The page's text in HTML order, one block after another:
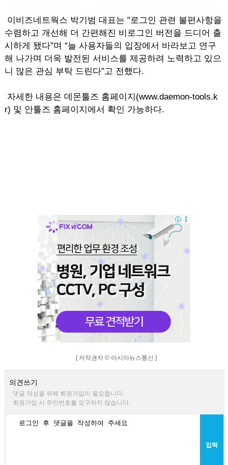
이비즈네트웍스 박기범 대표는 "로그인 관련 불편사항을
수렴하고 개선해 더 간편해진 비로그인 버전을 드디어 출
시하게 됐다”며 “늘 사용자들의 입장에서 바라보고 연구
해 나가며 더욱 발전된 서비스를 제공하려 노력하고 있으
니 많은 관심 부탁 드린다"고 전했다.
자세한 내용은 데몬툴즈 홈페이지(www.daemon-tools.k
r) 및 안툴즈 홈페이지에서 확인 가능하다.
[ 저작권자 © 아시아뉴스통신 ]
의견쓰기
댓글 작성을 위해 회원가입이 필요합니다.
회원가입 시 주민번호를 요구하지 않습니다.
입력